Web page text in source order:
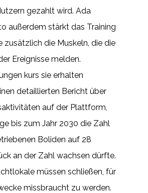
gezahlt wird. Ada
außerdem stärkt das Training
zusätzlich die Muskeln, die die
Ereignisse melden.
kurs sie erhalten
detaillierten Bericht über
auf der Plattform,
bis zum Jahr 2030 die Zahl
Boliden auf 28
an der Zahl wachsen dürfte.
müssen schließen, für
missbraucht zu werden.